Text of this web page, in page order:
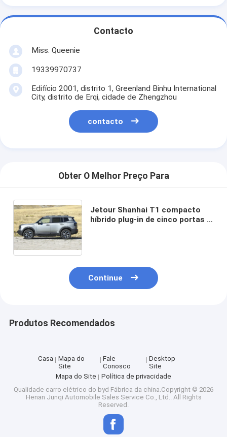
Contacto
Miss. Queenie
19339970737
Edifício 2001, distrito 1, Greenland Binhu International
City, distrito de Erqi, cidade de Zhengzhou
contacto
Obter O Melhor Preço Para
Jetour Shanhai T1 compacto
híbrido plug-in de cinco portas e
Continue
Produtos Recomendados
Casa
Mapa do
Site
Fale
Conosco
Desktop
Site
Mapa do Site
Política de privacidade
Qualidade carro elétrico do byd Fábrica da china.Copyright © 2026
Henan Junqi Automobile Sales Service Co., Ltd.. All Rights
Reserved.